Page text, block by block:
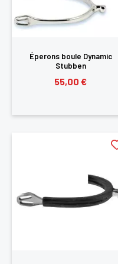
Éperons boule Dynamic
Stubben
55,00 €